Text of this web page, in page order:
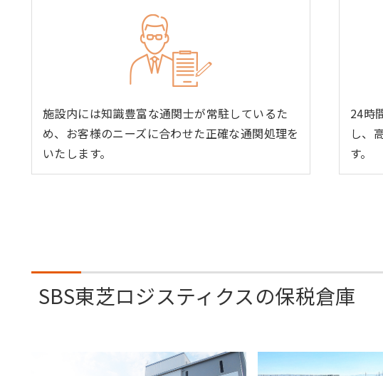
施設内には知識豊富な通関士が常駐しているた
め、お客様のニーズに合わせた正確な通関処理を
いたします。
24時
し、
す。
SBS東芝ロジスティクスの保税倉庫